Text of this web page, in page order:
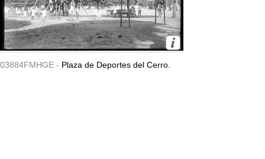
03884FMHGE - Plaza de Deportes del Cerro.